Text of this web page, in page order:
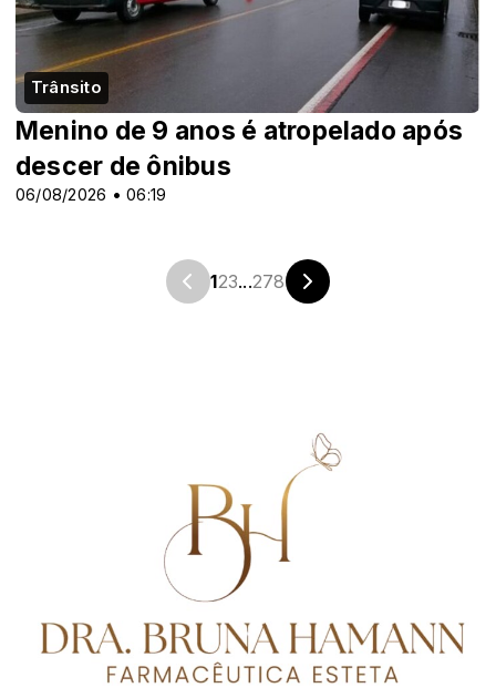
Trânsito
06/08/2026 • 06:19
Menino de 9 anos é atropelado após
descer de ônibus
123...278